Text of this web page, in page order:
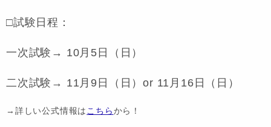
□試験日程：
一次試験→ 10月5日（日）
二次試験→ 11月9日（日）or 11月16日（日）
→詳しい公式情報はこちらから！